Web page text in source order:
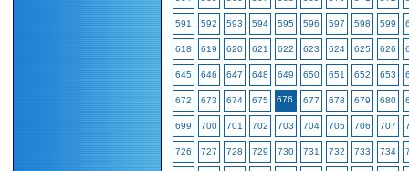
591 592 593 594 595 596 597 598 599
618 619 620 621 622 623 624 625 626
645 646 647 648 649 650 651 652 653
672 673 674 675 676 677 678 679 680
699 700 701 702 703 704 705 706 707
726 727 728 729 730 731 732 733 734